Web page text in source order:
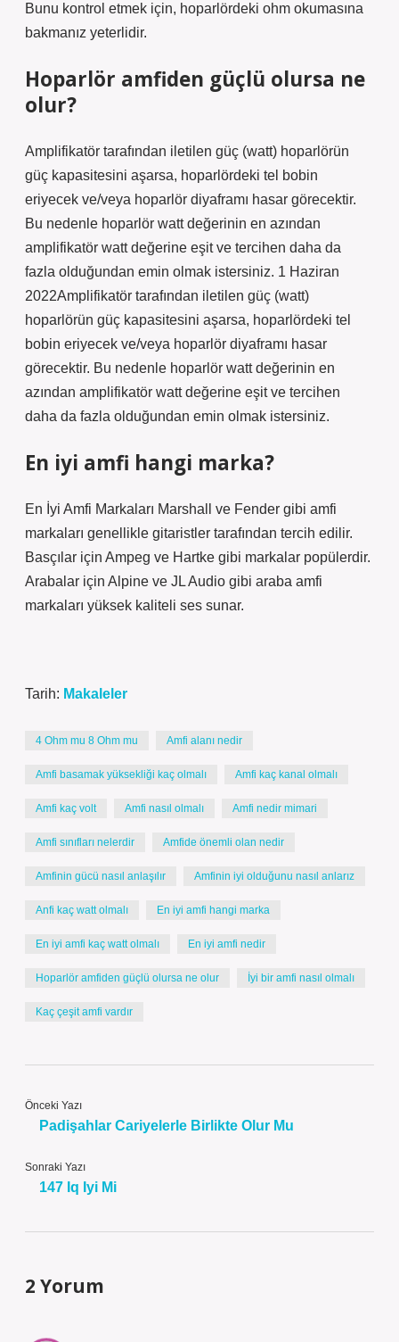
Bunu kontrol etmek için, hoparlördeki ohm okumasına
bakmanız yeterlidir.
Hoparlör amfiden güçlü olursa ne
olur?
Amplifikatör tarafından iletilen güç (watt) hoparlörün
güç kapasitesini aşarsa, hoparlördeki tel bobin
eriyecek ve/veya hoparlör diyaframı hasar görecektir.
Bu nedenle hoparlör watt değerinin en azından
amplifikatör watt değerine eşit ve tercihen daha da
fazla olduğundan emin olmak istersiniz. 1 Haziran
2022Amplifikatör tarafından iletilen güç (watt)
hoparlörün güç kapasitesini aşarsa, hoparlördeki tel
bobin eriyecek ve/veya hoparlör diyaframı hasar
görecektir. Bu nedenle hoparlör watt değerinin en
azından amplifikatör watt değerine eşit ve tercihen
daha da fazla olduğundan emin olmak istersiniz.
En iyi amfi hangi marka?
En İyi Amfi Markaları Marshall ve Fender gibi amfi
markaları genellikle gitaristler tarafından tercih edilir.
Basçılar için Ampeg ve Hartke gibi markalar popülerdir.
Arabalar için Alpine ve JL Audio gibi araba amfi
markaları yüksek kaliteli ses sunar.
Tarih: Makaleler
4 Ohm mu 8 Ohm mu Amfi alanı nedir
Amfi basamak yüksekliği kaç olmalı Amfi kaç kanal olmalı
Amfi kaç volt Amfi nasıl olmalı Amfi nedir mimari
Amfi sınıfları nelerdir Amfide önemli olan nedir
Amfinin gücü nasıl anlaşılır Amfinin iyi olduğunu nasıl anlarız
Anfi kaç watt olmalı En iyi amfi hangi marka
En iyi amfi kaç watt olmalı En iyi amfi nedir
Hoparlör amfiden güçlü olursa ne olur İyi bir amfi nasıl olmalı
Kaç çeşit amfi vardır
Önceki Yazı
Padişahlar Cariyelerle Birlikte Olur Mu
Sonraki Yazı
147 Iq Iyi Mi
2 Yorum